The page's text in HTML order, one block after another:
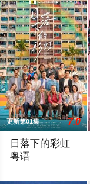
更新第01集 7.0
日落下的彩虹
粤语